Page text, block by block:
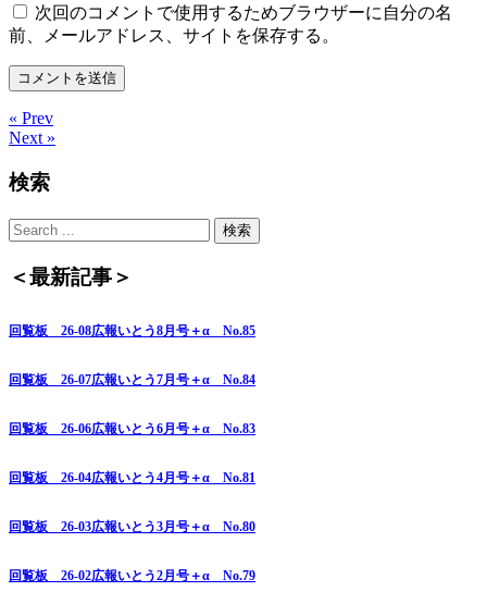
次回のコメントで使用するためブラウザーに自分の名
前、メールアドレス、サイトを保存する。
« Prev
Next »
検索
＜最新記事＞
回覧板 26-08広報いとう8月号＋α No.85
回覧板 26-07広報いとう7月号＋α No.84
回覧板 26-06広報いとう6月号＋α No.83
回覧板 26-04広報いとう4月号＋α No.81
回覧板 26-03広報いとう3月号＋α No.80
回覧板 26-02広報いとう2月号＋α No.79